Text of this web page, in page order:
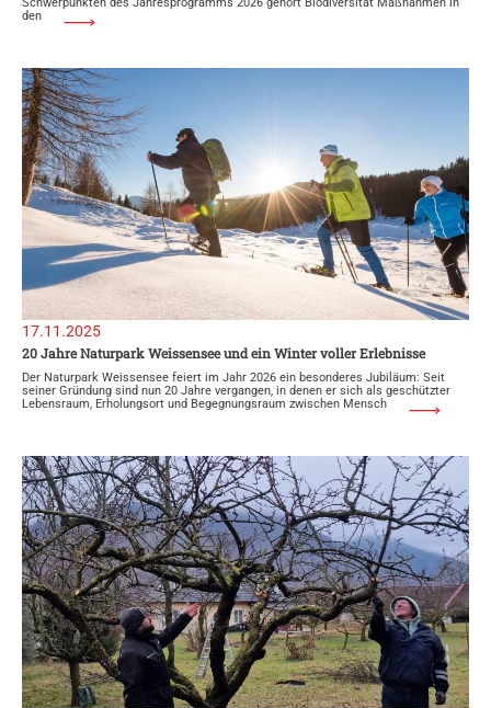
den
17.11.2025
20 Jahre Naturpark Weissensee und ein Winter voller Erlebnisse
Der Naturpark Weissensee feiert im Jahr 2026 ein besonderes Jubiläum: Seit
seiner Gründung sind nun 20 Jahre vergangen, in denen er sich als geschützter
Lebensraum, Erholungsort und Begegnungsraum zwischen Mensch